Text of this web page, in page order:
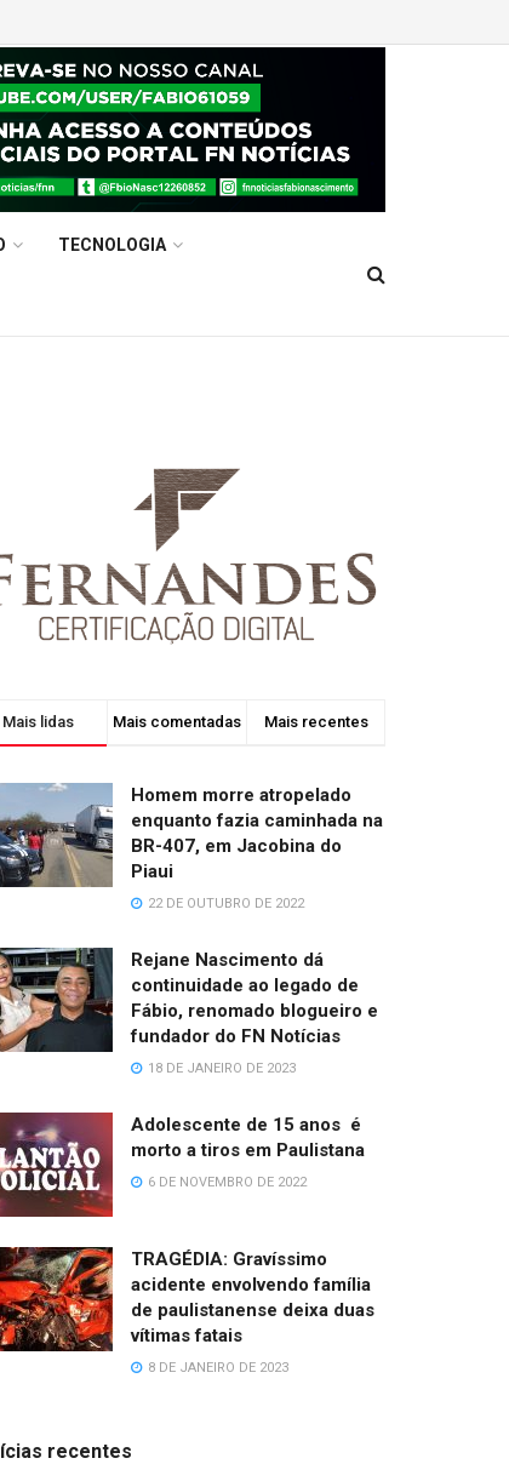
TECNOLOGIA
Mais lidas Mais comentadas Mais recentes
Homem morre atropelado
enquanto fazia caminhada na
BR-407, em Jacobina do
Piaui
22 DE OUTUBRO DE 2022
Rejane Nascimento dá
continuidade ao legado de
Fábio, renomado blogueiro e
fundador do FN Notícias
18 DE JANEIRO DE 2023
Adolescente de 15 anos é
morto a tiros em Paulistana
6 DE NOVEMBRO DE 2022
TRAGÉDIA: Gravíssimo
acidente envolvendo família
de paulistanense deixa duas
vítimas fatais
8 DE JANEIRO DE 2023
recentes